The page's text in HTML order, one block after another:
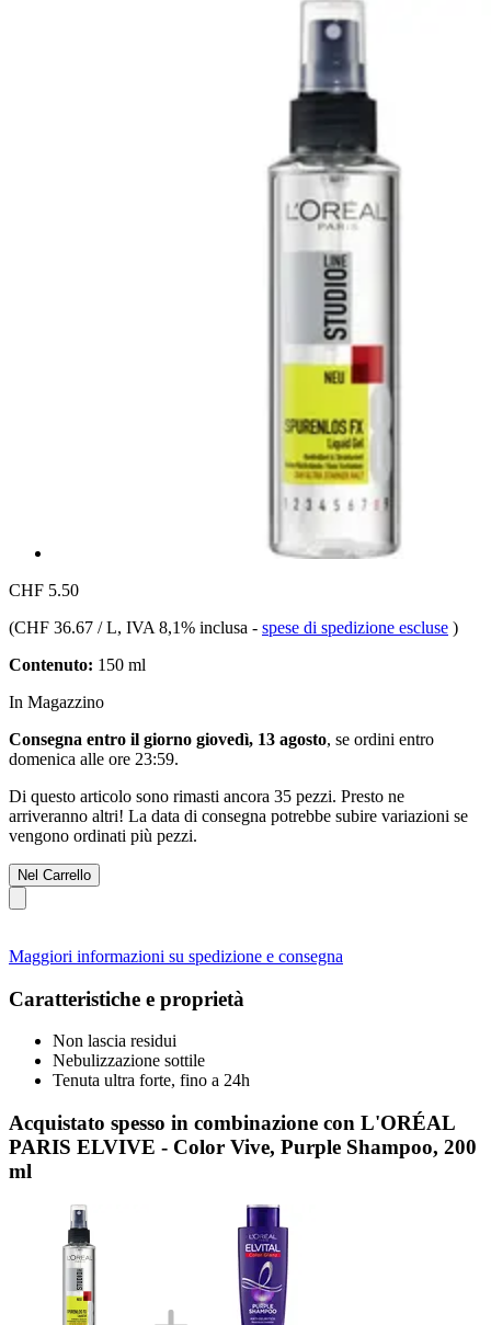
CHF 5.50
(CHF 36.67 / L, IVA 8,1% inclusa - spese di spedizione escluse )
Contenuto: 150 ml
In Magazzino
Consegna entro il giorno giovedì, 13 agosto, se ordini entro
domenica alle ore 23:59.
Di questo articolo sono rimasti ancora 35 pezzi. Presto ne
arriveranno altri! La data di consegna potrebbe subire variazioni se
vengono ordinati più pezzi.
Nel Carrello
Maggiori informazioni su spedizione e consegna
Caratteristiche e proprietà
Non lascia residui
Nebulizzazione sottile
Tenuta ultra forte, fino a 24h
Acquistato spesso in combinazione con L'ORÉAL
PARIS ELVIVE - Color Vive, Purple Shampoo, 200
ml